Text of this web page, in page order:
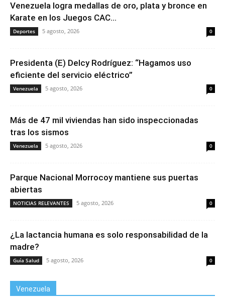
Venezuela logra medallas de oro, plata y bronce en
Karate en los Juegos CAC...
Deportes 5 agosto, 2026 0
Presidenta (E) Delcy Rodríguez: “Hagamos uso
eficiente del servicio eléctrico”
Venezuela 5 agosto, 2026 0
Más de 47 mil viviendas han sido inspeccionadas
tras los sismos
Venezuela 5 agosto, 2026 0
Parque Nacional Morrocoy mantiene sus puertas
abiertas
NOTICIAS RELEVANTES 5 agosto, 2026 0
¿La lactancia humana es solo responsabilidad de la
madre?
Guía Salud 5 agosto, 2026 0
Venezuela